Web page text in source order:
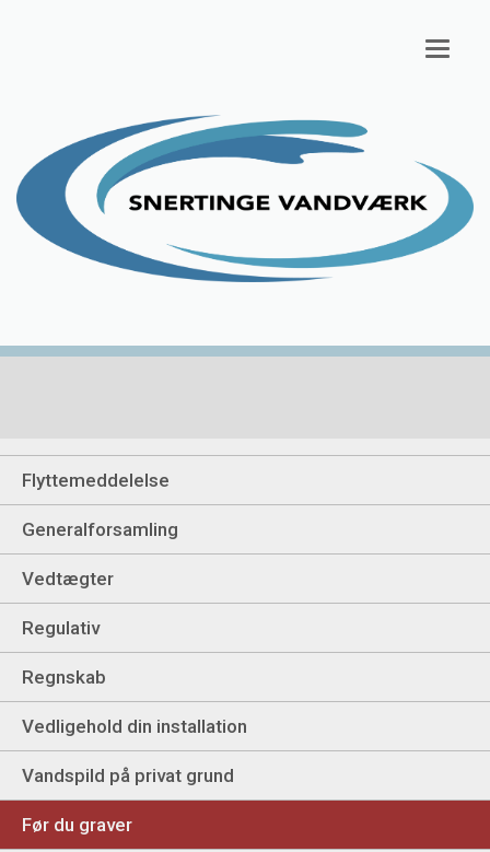
Flyttemeddelelse
Generalforsamling
Vedtægter
Regulativ
Regnskab
Vedligehold din installation
Vandspild på privat grund
Før du graver